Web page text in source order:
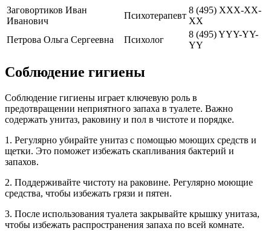
Заговортиков Иван
Иванович
Психотерапевт
8 (495) XXX-XX-
XX
Петрова Ольга Сергеевна
Психолог
8 (495) YYY-YY-
YY
Соблюдение гигиены
Соблюдение гигиены играет ключевую роль в
предотвращении неприятного запаха в туалете. Важно
содержать унитаз, раковину и пол в чистоте и порядке.
1. Регулярно убирайте унитаз с помощью моющих средств и
щетки. Это поможет избежать скапливания бактерий и
запахов.
2. Поддерживайте чистоту на раковине. Регулярно моющие
средства, чтобы избежать грязи и пятен.
3. После использования туалета закрывайте крышку унитаза,
чтобы избежать распространения запаха по всей комнате.